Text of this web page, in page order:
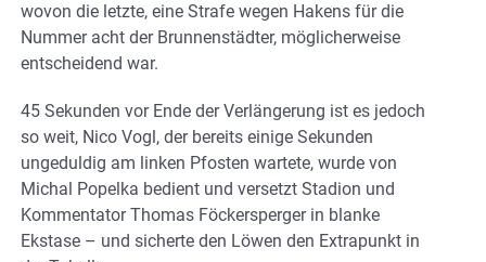
wovon die letzte, eine Strafe wegen Hakens für die
Nummer acht der Brunnenstädter, möglicherweise
entscheidend war.
45 Sekunden vor Ende der Verlängerung ist es jedoch
so weit, Nico Vogl, der bereits einige Sekunden
ungeduldig am linken Pfosten wartete, wurde von
Michal Popelka bedient und versetzt Stadion und
Kommentator Thomas Föckersperger in blanke
Ekstase – und sicherte den Löwen den Extrapunkt in